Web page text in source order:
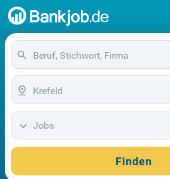
Jobs
Finden